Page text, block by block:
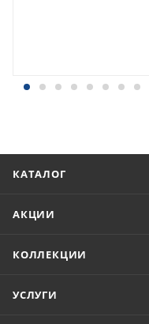
КАТАЛОГ
АКЦИИ
КОЛЛЕКЦИИ
УСЛУГИ